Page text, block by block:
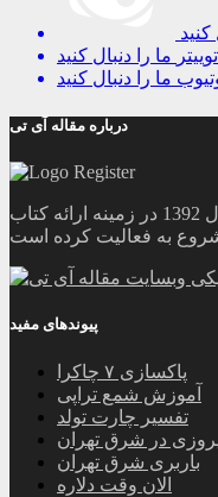
کنید
توییتر ما را دنبال کنید
ما را دنبال کنید
درباره مقاله آی تی
وبسایت مقاله آی تی از آبان ماه سال 1392 در زمینه ارائه کتاب
پیوندهای مفید
پاکسازی ۷ چاکرا
آموزش شمع تراپی
تفسیر چارت تولد
در شرق تهران
باربری شرق تهران
الان وقت دلاره